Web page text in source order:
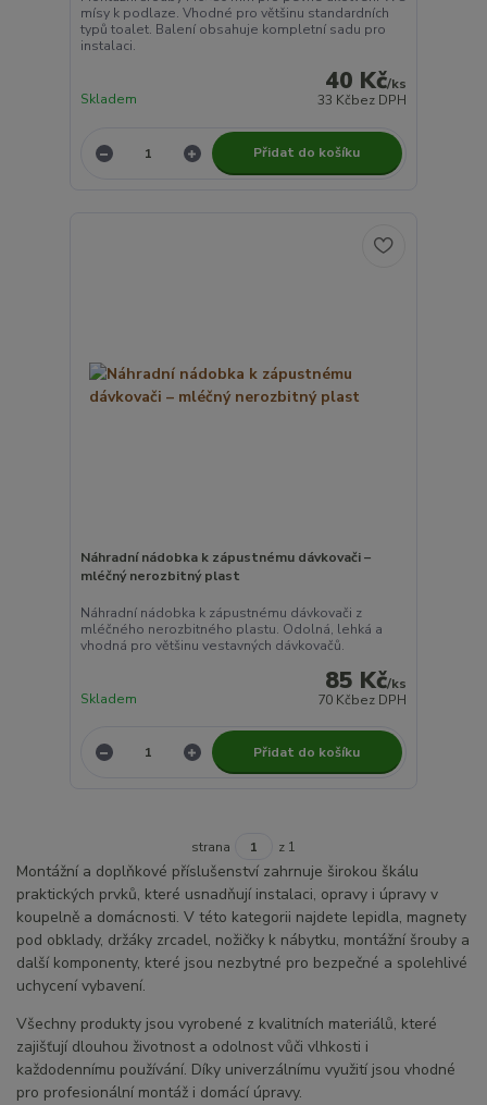
mísy k podlaze. Vhodné pro většinu standardních
typů toalet. Balení obsahuje kompletní sadu pro
instalaci.
40 Kč/ks
33 Kčbez DPH
Skladem
Přidat do košíku
Náhradní nádobka k zápustnému dávkovači –
mléčný nerozbitný plast
Náhradní nádobka k zápustnému dávkovači z
mléčného nerozbitného plastu. Odolná, lehká a
vhodná pro většinu vestavných dávkovačů.
85 Kč/ks
70 Kčbez DPH
Skladem
Přidat do košíku
strana z 1
Montážní a doplňkové příslušenství zahrnuje širokou škálu
praktických prvků, které usnadňují instalaci, opravy i úpravy v
koupelně a domácnosti. V této kategorii najdete lepidla, magnety
pod obklady, držáky zrcadel, nožičky k nábytku, montážní šrouby a
další komponenty, které jsou nezbytné pro bezpečné a spolehlivé
uchycení vybavení.
Všechny produkty jsou vyrobené z kvalitních materiálů, které
zajišťují dlouhou životnost a odolnost vůči vlhkosti i
každodennímu používání. Díky univerzálnímu využití jsou vhodné
pro profesionální montáž i domácí úpravy.